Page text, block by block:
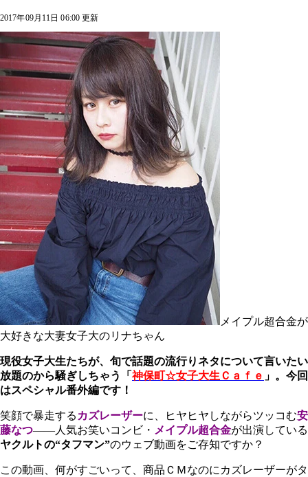
2017年09月11日 06:00 更新
メイプル超合金が
大好きな大妻女子大のリナちゃん
現役女子大生たちが、旬で話題の流行りネタについて言いたい
放題のから騒ぎしちゃう「神保町☆女子大生Ｃａｆｅ 」。今回
はスペシャル番外編です！
笑顔で暴走する カズレーザーに、ヒヤヒヤしながらツッコむ安
藤なつ――人気お笑いコンビ・ メイプル超合金が出演している
ヤクルトの“タフマン”のウェブ動画をご存知ですか？
この動画、何がすごいって、商品ＣＭなのにカズレーザーがタ